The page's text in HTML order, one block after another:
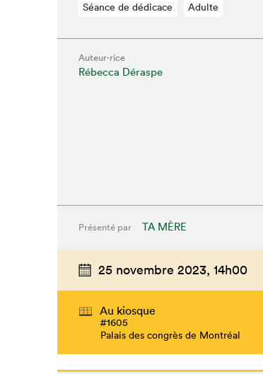
Que
Séance de dédicace Adulte
Auteur·rice
Rébecca Déraspe
Présenté par TA MÈRE
25 novembre 2023, 14h00
Au kiosque
#1605
Palais des congrès de Montréal